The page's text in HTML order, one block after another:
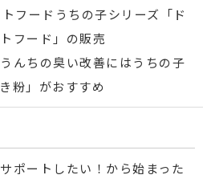
フードうちの子シリーズ「ド
フード」の販売
んちの臭い改善にはうちの子
粉」がおすすめ
ポートしたい！から始まった